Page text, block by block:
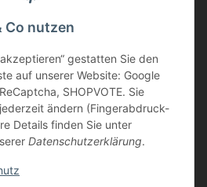
Produkten?
an:
Co nutzen
gestatten Sie den
auf unserer Website: Google
SHOPVOTE. Sie
ändern (Fingerabdruck-
Details finden Sie unter
Datenschutzerklärung.